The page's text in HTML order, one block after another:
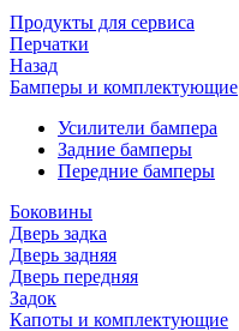
Продукты для сервиса
Перчатки
Назад
Бамперы и комплектующие
Усилители бампера
Задние бамперы
Передние бамперы
Боковины
Дверь задка
Дверь задняя
Дверь передняя
Задок
Капоты и комплектующие